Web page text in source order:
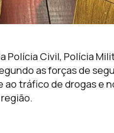
Polícia Civil, Polícia
as forças de
tráfico de drogas e